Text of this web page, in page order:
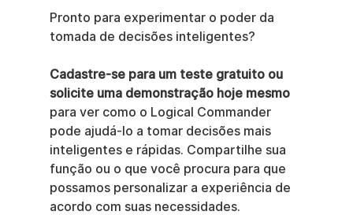
Pronto para experimentar o poder da
tomada de decisões inteligentes?
Cadastre-se para um teste gratuito ou
solicite uma demonstração hoje mesmo
para ver como o Logical Commander
pode ajudá-lo a tomar decisões mais
inteligentes e rápidas. Compartilhe sua
função ou o que você procura para que
possamos personalizar a experiência de
acordo com suas necessidades.